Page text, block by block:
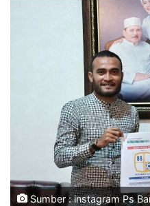
Sumber : instagram Ps